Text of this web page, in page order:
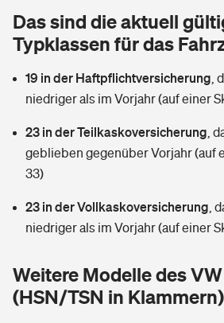
Tools
Wer versichert was: Jetzt Versicherer
Sie haben Fragen?
Glasversicherung
Mietkautionsversicherung
Restkreditversicherung
Hochwasser-Check: Wie gefährdet ist Ihr
Kinderunfall­ver­si­che­rung
Kinderinvalidität
Reiseversicherung
Hundehalter-Haftpflicht
Private Cyberversicherung
Dread-Disease-Versicherung
Tierkrankenversicherung
Tools
Wer versichert was: Jetzt Versicherer
Sie haben Fragen?
Rentenrechner: Wie viel Geld bekomme
Das sind die aktuell
Typklassen für das
19 in der Haftpflichtversicherung
niedriger als im Vorjahr (auf einer
23 in der Teilkaskoversicherung
geblieben gegenüber Vorjahr (auf
33)
23 in der Vollkaskoversicherung
niedriger als im Vorjahr (auf einer
Weitere Modelle des VW
(HSN/TSN in Klammern)